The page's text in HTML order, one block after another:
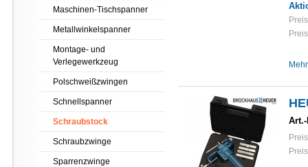
Art.-
Maschinen-Tischspanner
Metallwinkelspanner
Montage- und
Verlegewerkzeug
Polschweißzwingen
Schnellspanner
Schraubstock
Schraubzwinge
Sparrenzwinge